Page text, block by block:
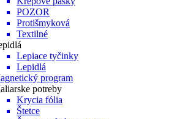
POZOR
Protišmyková
Textilné
Lepiace tyčinky
Lepidlá
program
potreby
Krycia fólia
Štetce